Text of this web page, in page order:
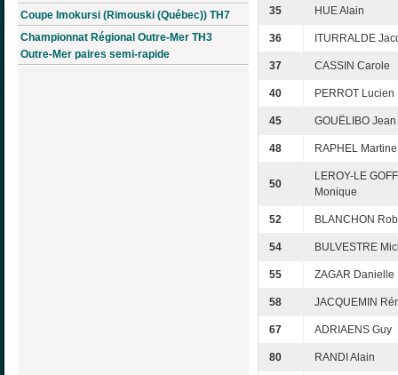
Coupe Imokursi (Rimouski (Québec)) TH7
Championnat Régional Outre-Mer TH3
Outre-Mer paires semi-rapide
35 HUE Alain
36 ITURRALDE
37 CASSIN Carole
40 PERROT Lucien
45 GOUËLIBO Jean
48 RAPHEL Martine
50
LEROY-LE GOFF
Monique
52 BLANCHON
54 BULVESTRE
55 ZAGAR Danielle
58 JACQUEMIN
67 ADRIAENS Guy
80 RANDI Alain